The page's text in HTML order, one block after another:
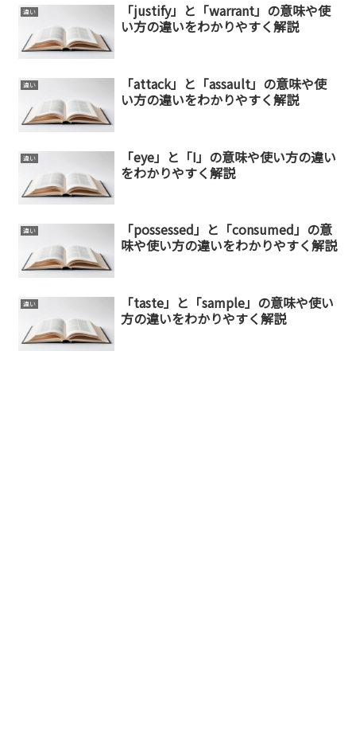
違い
「justify」と「warrant」の意味や使
い方の違いをわかりやすく解説
違い
「attack」と「assault」の意味や使
い方の違いをわかりやすく解説
違い
「eye」と「I」の意味や使い方の違い
をわかりやすく解説
違い
「possessed」と「consumed」の意
味や使い方の違いをわかりやすく解説
違い
「taste」と「sample」の意味や使い
方の違いをわかりやすく解説